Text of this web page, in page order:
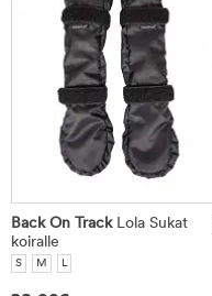
Back On TrackLola Sukat
koiralle
S M L